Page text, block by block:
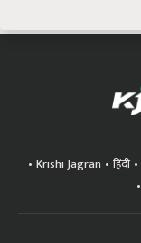
Krishi Jagran हिंदी